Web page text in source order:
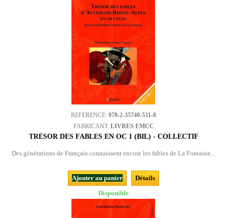
REFERENCE: 978-2-35740-531-8
FABRICANT: LIVRES EMCC
TRÉSOR DES FABLES EN OC 1 (BIL) - COLLECTIF
Des générations de Français connaissent encore les fables de La Fontaine...
Ajouter au panier
Détails
Disponible